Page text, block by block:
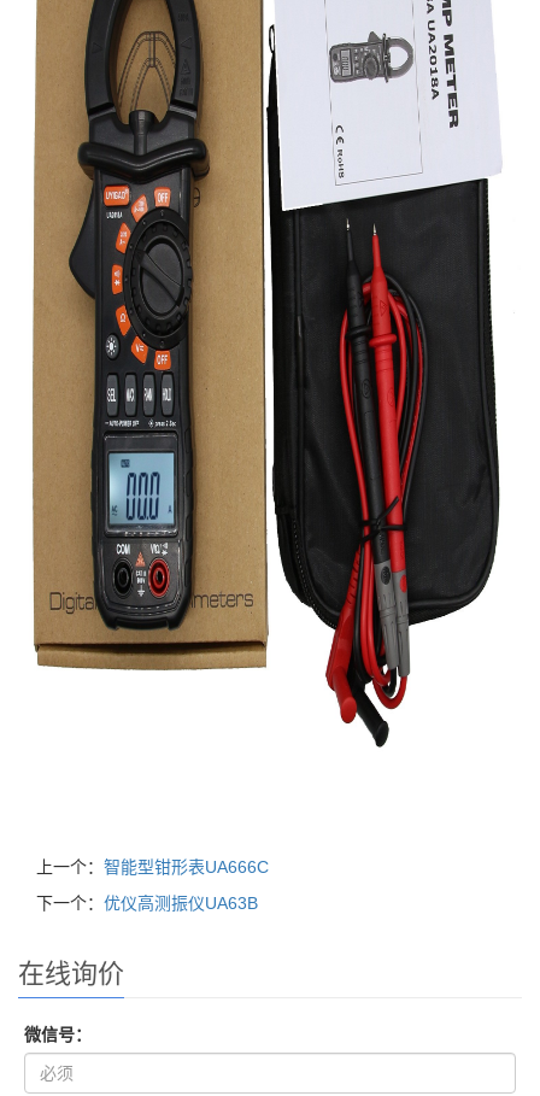
上一个： 智能型钳形表UA666C
下一个： 优仪高测振仪UA63B
在线询价
微信号：